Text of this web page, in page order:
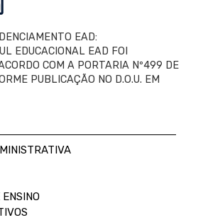
EAD:
EDUCACIONAL EAD FOI
COM A PORTARIA Nº499 DE
PUBLICAÇÃO NO D.O.U. EM